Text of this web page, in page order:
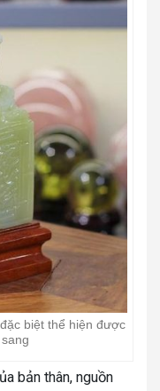
biệt thể hiện được
bản thân, nguồn